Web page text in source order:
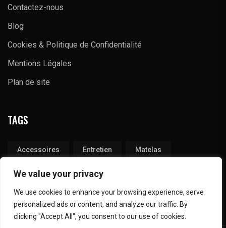
We value your privacy
We use cookies to enhance your browsing experience, serve
personalized ads or content, and analyze our traffic. By
clicking "Accept All", you consent to our use of cookies.
Contactez-nous
Blog
Cookies & Politique de Confidentialité
Mentions Légales
Plan de site
TAGS
Accessoires Entretien Matelas
Produits Tapis